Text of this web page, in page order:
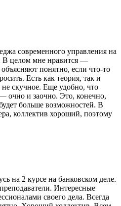
современного управления на
В целом мне нравится —
понятно, если что-то
Есть как теория, так и
скучное. Еще удобно, что
очно и заочно. Это, конечно,
больше возможностей. В
коллектив хороший, поэтому
на 2 курсе на банковском деле.
Интересные
своего дела. Всегда